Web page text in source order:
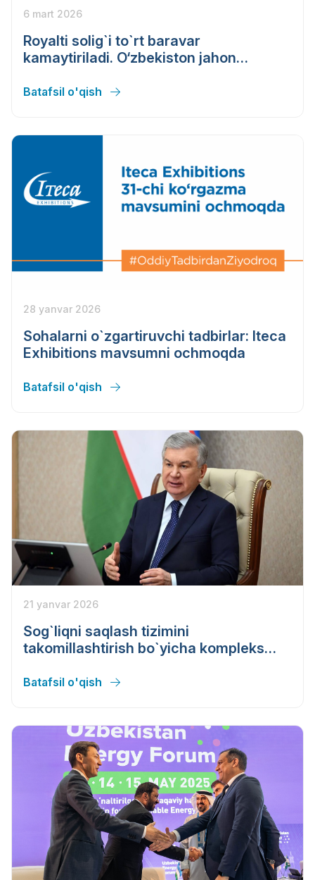
6 mart 2026
Royalti solig`i to`rt baravar
kamaytiriladi. O‘zbekiston jahon
Batafsil o'qish
28 yanvar 2026
Sohalarni o`zgartiruvchi tadbirlar: Iteca
Exhibitions mavsumni ochmoqda
Batafsil o'qish
21 yanvar 2026
Sog`liqni saqlash tizimini
takomillashtirish bo`yicha kompleks
Batafsil o'qish